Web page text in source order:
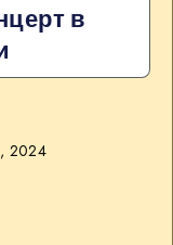
в
2024